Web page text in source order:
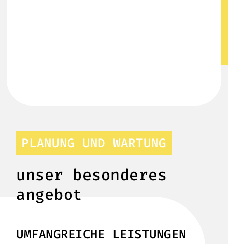
PLANUNG UND WARTUNG
unser besonderes
angebot
UMFANGREICHE LEISTUNGEN